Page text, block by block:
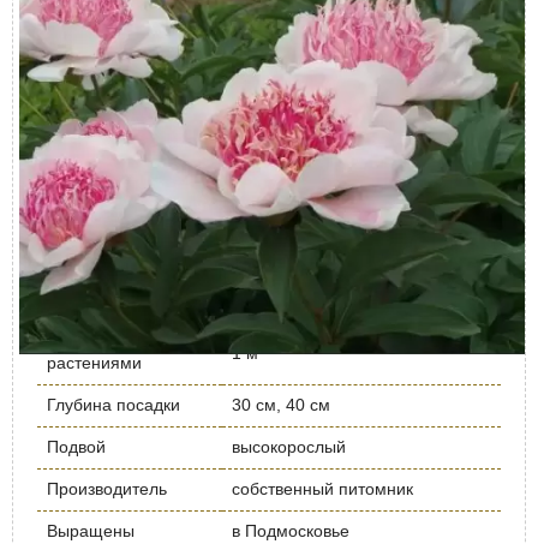
Время посадки Апрель, Май
Морозостойкость высокая
Высота растения,
метр
1,5
Корневая система Закрытая
Местоположение Солнце/полутень
Высота саженца, м 1,5
Устойчивость к
болезням
Высокая
Расстояние между
растениями
1 м
Глубина посадки 30 см, 40 см
Подвой высокорослый
Производитель собственный питомник
Выращены в Подмосковье